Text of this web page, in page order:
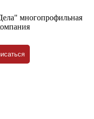
многопрофильная